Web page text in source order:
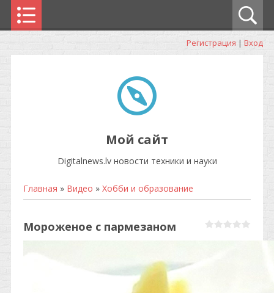
Регистрация | Вход
Мой сайт
Digitalnews.lv новости техники и науки
Главная » Видео » Хобби и образование
Мороженое с пармезаном